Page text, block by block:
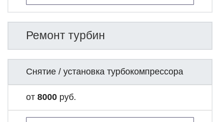
Ремонт турбин
Снятие / установка турбокомпрессора
от 8000 руб.